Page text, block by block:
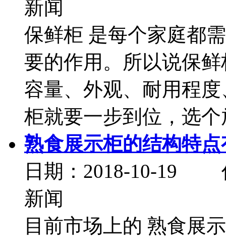
新闻
保鲜柜 是每个家庭都
要的作用。所以说保
容量、外观、耐用程
柜就要一步到位，选个
熟食展示柜的结构特
日期：2018-10-19
新闻
目前市场上的 熟食展